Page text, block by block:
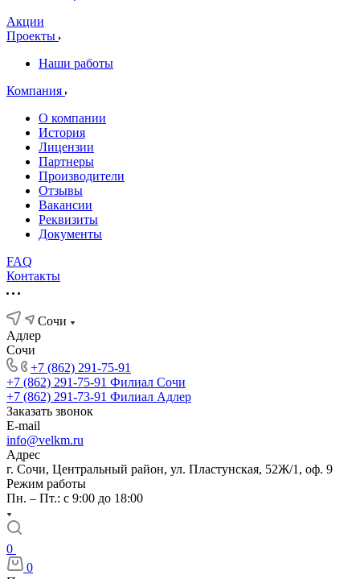
Акции
Проекты
Наши работы
Компания
О компании
История
Лицензии
Партнеры
Производители
Отзывы
Вакансии
Реквизиты
Документы
FAQ
Контакты
Сочи
Адлер
Сочи
+7 (862) 291-75-91
+7 (862) 291-75-91 Филиал Сочи
+7 (862) 291-73-91 Филиал Адлер
Заказать звонок
E-mail
info@velkm.ru
Адрес
г. Сочи, Центральный район, ул. Пластунская, 52Ж/1, оф. 9
Режим работы
Пн. – Пт.: с 9:00 до 18:00
0
0